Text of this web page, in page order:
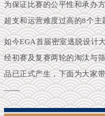
为保证比赛的公平性和承办
超支和运营难度过高的8个主
如今EGA首届密室逃脱设计
经初赛及复赛两轮的淘汰与
品已正式产生，下面为大家
——